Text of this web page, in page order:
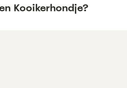
Kooikerhondje?